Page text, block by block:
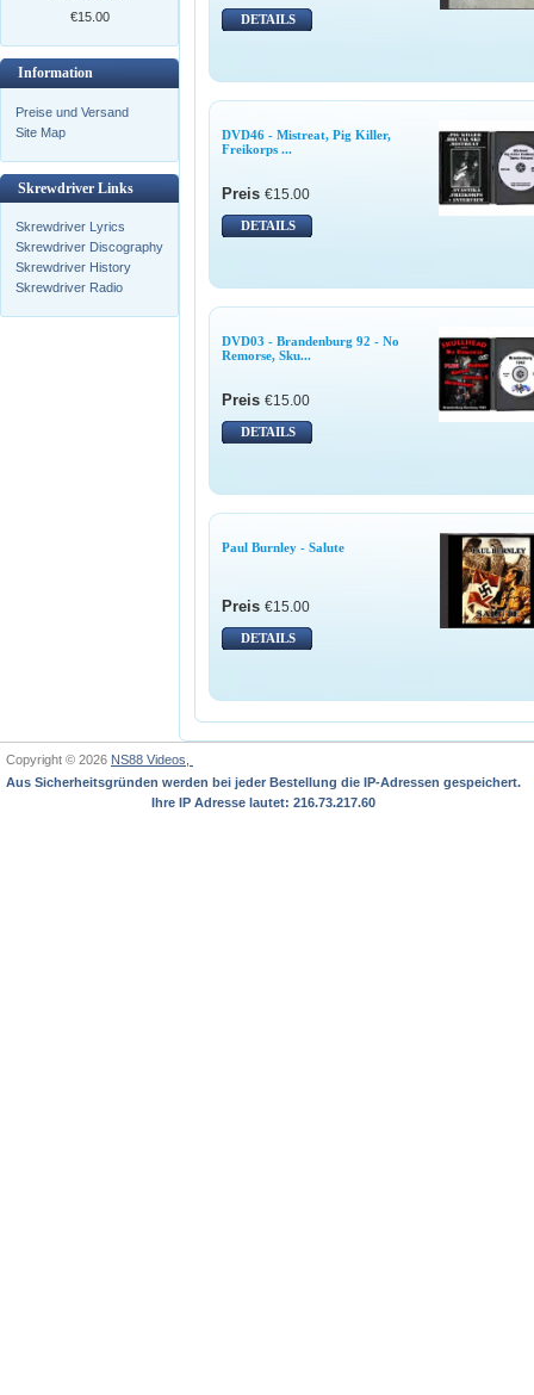
€15.00
Information
Preise und Versand
Site Map
Skrewdriver Links
Skrewdriver Lyrics
Skrewdriver Discography
Skrewdriver History
Skrewdriver Radio
DETAILS
DVD46 - Mistreat, Pig Killer,
Freikorps ...
Preis €15.00
DETAILS
DVD03 - Brandenburg 92 - No
Remorse, Sku...
Preis €15.00
DETAILS
Paul Burnley - Salute
Preis €15.00
DETAILS
Copyright © 2026 NS88 Videos,
Aus Sicherheitsgründen werden bei jeder Bestellung die IP-Adressen gespeichert.
Ihre IP Adresse lautet: 216.73.217.60